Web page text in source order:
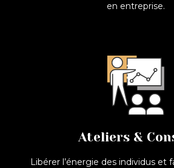
en entreprise.
Ateliers &
Libérer l’énergie des individus et
Ateliers &
Faire émerger les idées et